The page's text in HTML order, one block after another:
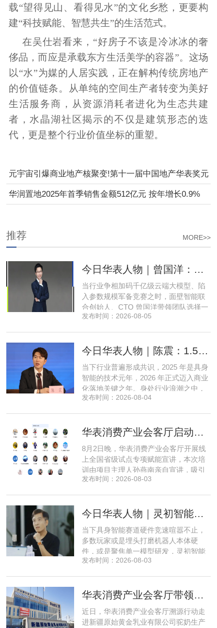
载“望得见山、看得见水”的文化乡愁，更要构
建“科技赋能、智慧共生”的生活范式。
在吴仕岩看来，“好房子不该是冷冰冰的奢
侈品，而应是承载东方生活美学的容器”。这场
以“水”为媒的人居实践，正在解构传统房地产
的价值链条。从单纯的空间生产者转变为美好
生活服务商，从资源消耗者进化为生态共建
者，水晶湖社区揭示的不仅是建筑形态的迭
代，更是整个行业价值坐标的重塑。
元宇宙引爆商业地产核聚变!第十一届中国地产华表奖元
宇宙峰会圆满举办！
华润置地2025年首季销售金额512亿元 按年增长0.9%
MORE>>
推荐
今日华表人物｜曾国洋：弃参数内卷，以知识密度铸就端侧 AI 新未来
当行业争相加码千亿级云端大模型、陷
入参数规模军备竞赛之时，面壁智能联
合创始人、CTO 曾国洋带领团队选择一
条小众赛道：深耕端侧轻量化大模型，
的技术深耕与严谨的工程思维，走出国
布局中，自然流畅的全模态
发布时间：2026-08-05
今日华表人物｜陈震：1.5 亿资金赋能，享刻解锁餐饮机器人规模化
当下行业普遍形成共识，2025 年是具身
智能的技术元年，2026 年正式迈入商业
化落地关键之年。身处行业浪潮之中，
享刻智能创始人、CEO 陈震表示，当前
长久，这也是享刻智能自创立之初便坚
创始人、CEO 陈震纵观当前具
发布时间：2026-08-04
华表消费产业会客厅启动全国省级试点招募，首次线上宣讲会圆满举办
8月2日晚，华表消费产业会客厅开展线
上全国省级试点专项赋能宣讲，本次培
训由项目主理人孙燕南亲自宣讲，吸引
了来自贵州、河北、北京、天津、常
间盘活、私域变现、稳现金流搭建、试
现状，深度剖析行业双重发展困境
发布时间：2026-08-03
今日华表人物｜灵初智能CEO王启斌：押注千万级数据解锁具身智能质变
当下具身智能赛道硬件竞速喧嚣不止，
多数玩家或是埋头打磨机器人本体硬
件，或是聚焦单一模型研发，灵初智能
自创立之初便守住初心，以自研操作大
能创始人王启斌，拆解其从创立第一天
数据规模才是决定行业拐点的核心
发布时间：2026-08-03
华表消费产业会客厅带领私域直播团队走进新疆原始黄金乳业，溯源新疆好驼奶
近日，华表消费产业会客厅溯源行动走
进新疆原始黄金乳业有限公司驼奶生产